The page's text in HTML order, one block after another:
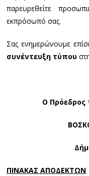
παρευρεθείτε
εκπρόσωπό σας.
Σας ενημερώνουμε
συνέντευξη τύπου
Ο Πρόεδρος
ΠΙΝΑΚΑΣ ΑΠΟΔΕΚΤΩΝ